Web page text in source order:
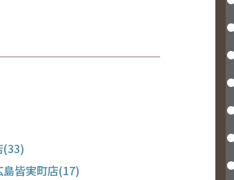
(33)
皆実町店(17)